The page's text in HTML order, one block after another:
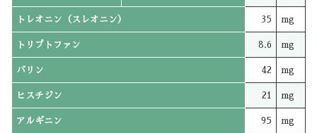
トレオニン（スレオニン） 35 mg
トリプトファン 8.6 mg
バリン 42 mg
ヒスチジン 21 mg
アルギニン 95 mg